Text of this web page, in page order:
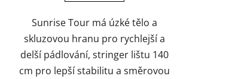
Sunrise Tour má úzké tělo a
skluzovou hranu pro rychlejší a
delší pádlování, stringer lištu 140
cm pro lepší stabilitu a směrovou